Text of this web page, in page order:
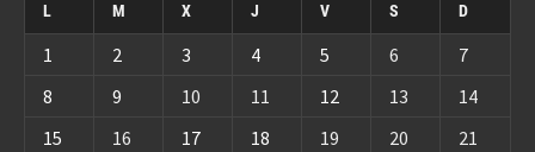
L M X J V S D
1 2 3 4 5 6
7
8
9 10 11 12 13
14
15
16 17 18 19 20 21